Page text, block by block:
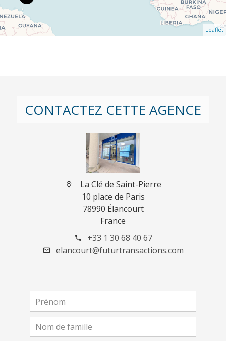
Leaflet
CONTACTEZ CETTE AGENCE
La Clé de Saint-Pierre
10 place de Paris
78990 Élancourt
France
+33 1 30 68 40 67
elancourt@futurtransactions.com